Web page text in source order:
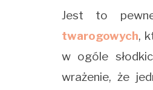
Jest to
twarogowych,
w ogóle
wrażenie, że